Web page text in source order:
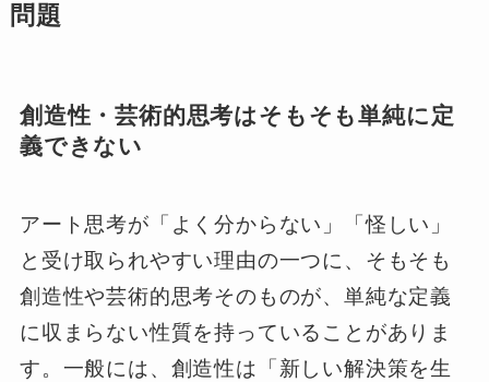
問題
創造性・芸術的思考はそもそも単純に定
義できない
アート思考が「よく分からない」「怪しい」
と受け取られやすい理由の一つに、そもそも
創造性や芸術的思考そのものが、単純な定義
に収まらない性質を持っていることがありま
す。一般には、創造性は「新しい解決策を生